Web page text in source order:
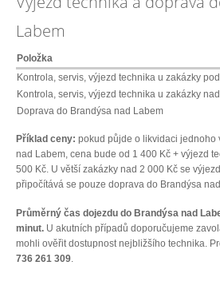
Labem
Položka
Kontrola, servis, výjezd technika u zakázky
Kontrola, servis, výjezd technika u zakázky
Doprava do Brandýsa nad Labem
Příklad ceny: pokud půjde o likvidaci jednoho
nad Labem, cena bude od 1 400 Kč + výjezd
500 Kč. U větší zakázky nad 2 000 Kč se
připočítává se pouze doprava do Brandýsa
Průměrný čas dojezdu do Brandýsa nad
minut. U akutních případů doporučujeme
mohli ověřit dostupnost nejbližšího technika.
736 261 309.